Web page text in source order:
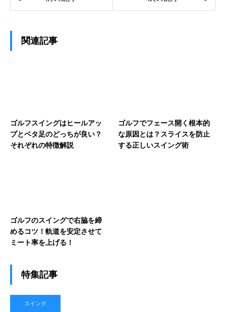
関連記事
ゴルフスイングはヒールアッ
プとベタ足のどっちが良い？
それぞれの特徴解説
ゴルフでフェース開く根本的
な原因とは？スライスを防止
する正しいスイング術
ゴルフのスイングで右脇を締
めるコツ！軌道を安定させて
ミート率を上げる！
特集記事
スイング